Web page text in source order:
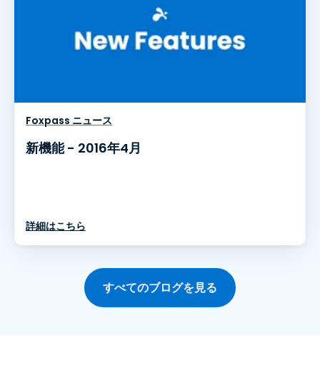
Foxpass ニュース
新機能 - 2016年4月
詳細はこちら
すべてのブログを見る